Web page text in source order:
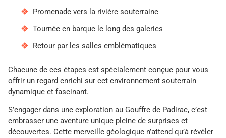
Promenade vers la rivière souterraine
Tournée en barque le long des galeries
Retour par les salles emblématiques
Chacune de ces étapes est spécialement conçue pour vous
offrir un regard enrichi sur cet environnement souterrain
dynamique et fascinant.
S’engager dans une exploration au Gouffre de Padirac, c’est
embrasser une aventure unique pleine de surprises et
découvertes. Cette merveille géologique n’attend qu’à révéler